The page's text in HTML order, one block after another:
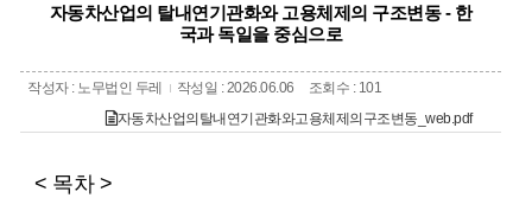
자동차산업의 탈내연기관화와 고용체제의 구조변동 - 한
국과 독일을 중심으로
작성자 : 노무법인 두레 작성일 : 2026.06.06
조회수 : 101
자동차산업의탈내연기관화와고용체제의구조변동_web.pdf
< 목차 >